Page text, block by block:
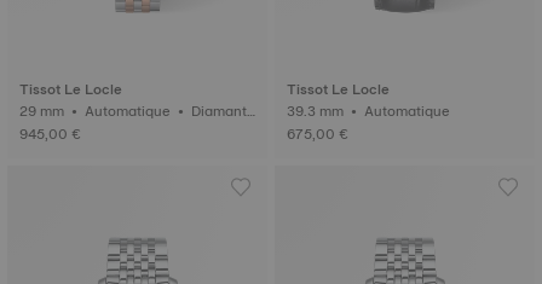
Tissot Le Locle
29 mm • Automatique • Diamant
s
945,00 €
Tissot Le Locle
39.3 mm • Automatique
675,00 €